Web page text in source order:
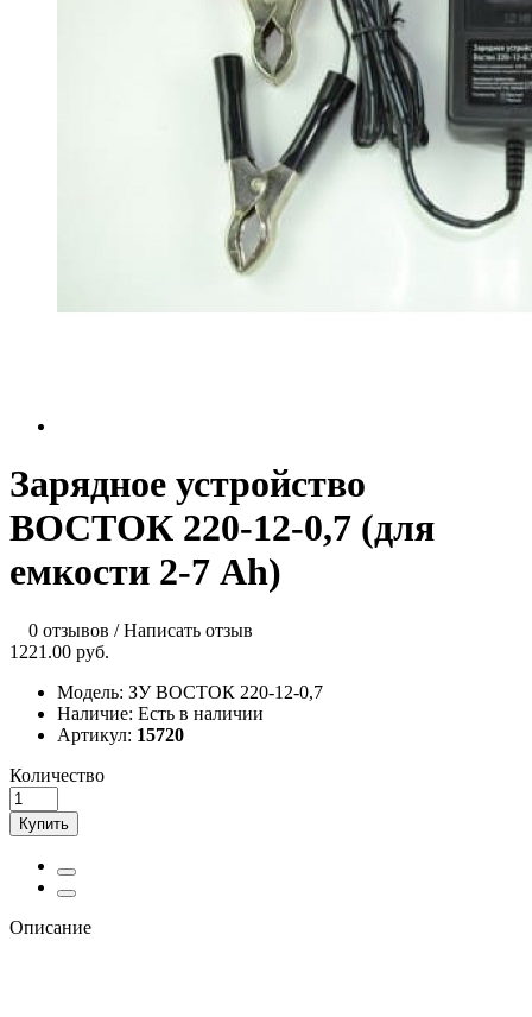
Зарядное устройство
ВОСТОК 220-12-0,7 (для
емкости 2-7 Ah)
0 отзывов /Написать отзыв
1221.00 руб.
Модель: ЗУ ВОСТОК 220-12-0,7
Наличие: Есть в наличии
Артикул: 15720
Количество
Купить
Описание